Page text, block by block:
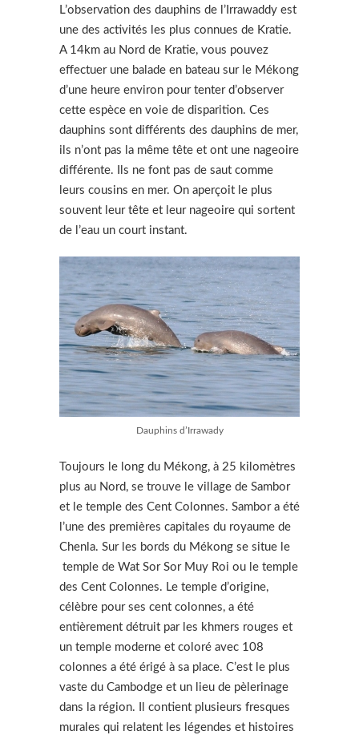
L’observation des dauphins de l’Irrawaddy est
une des activités les plus connues de Kratie.
A 14km au Nord de Kratie, vous pouvez
effectuer une balade en bateau sur le Mékong
d’une heure environ pour tenter d’observer
cette espèce en voie de disparition. Ces
dauphins sont différents des dauphins de mer,
ils n’ont pas la même tête et ont une nageoire
différente. Ils ne font pas de saut comme
leurs cousins en mer. On aperçoit le plus
souvent leur tête et leur nageoire qui sortent
de l’eau un court instant.
Dauphins d’Irrawady
Toujours le long du Mékong, à 25 kilomètres
plus au Nord, se trouve le village de Sambor
et le temple des Cent Colonnes. Sambor a été
l’une des premières capitales du royaume de
Chenla. Sur les bords du Mékong se situe le
temple de Wat Sor Sor Muy Roi ou le temple
des Cent Colonnes. Le temple d’origine,
célèbre pour ses cent colonnes, a été
entièrement détruit par les khmers rouges et
un temple moderne et coloré avec 108
colonnes a été érigé à sa place. C’est le plus
vaste du Cambodge et un lieu de pèlerinage
dans la région. Il contient plusieurs fresques
murales qui relatent les légendes et histoires